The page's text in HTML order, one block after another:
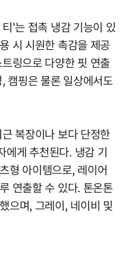
'는 접촉 냉감 기능이 있
시 시원한 촉감을 제공
링으로 다양한 핏 연출
캠핑은 물론 일상에서도
복장이나 보다 단정한
에게 추천된다. 냉감 기
형 아이템으로, 레이어
연출할 수 있다. 톤온톤
으며, 그레이, 네이비 및